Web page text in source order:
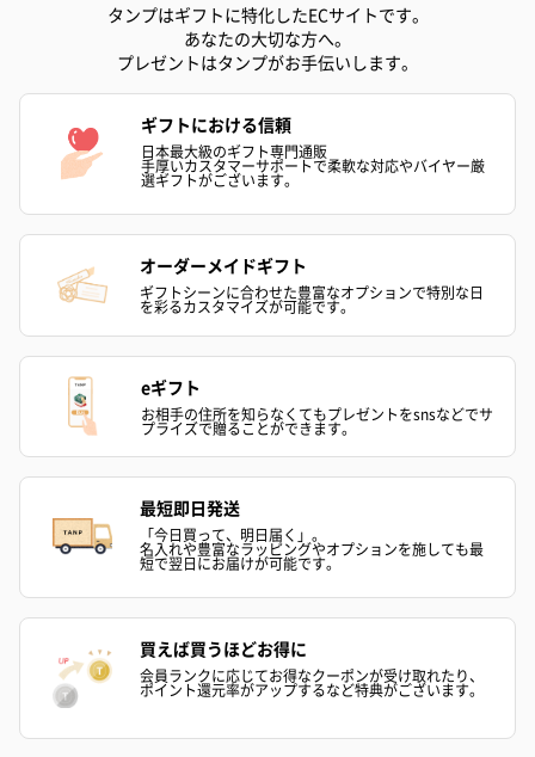
アールグレイ（HAPPY
BIRTHDAY TO YOU）
（660円）
アールグレイティー
（660円）
です。
タンプはギフトに特化したECサイトです。
あなたの大切な方へ。
プレゼントはタンプがお手伝いします。
ギフトにおける信頼
日本最大級のギフト専門通販
手厚いカスタマーサポートで柔軟な対応やバイヤー厳
選ギフトがございます。
オーダーメイドギフト
ギフトシーンに合わせた豊富なオプションで特別な日
を彩るカスタマイズが可能です。
eギフト
お相手の住所を知らなくてもプレゼントをsnsなどでサ
プライズで贈ることができます。
最短即日発送
「今日買って、明日届く」。
名入れや豊富なラッピングやオプションを施しても最
短で翌日にお届けが可能です。
買えば買うほどお得に
会員ランクに応じてお得なクーポンが受け取れたり、
ポイント還元率がアップするなど特典がございます。